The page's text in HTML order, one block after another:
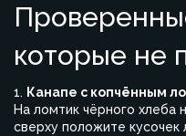
которые не
1. Канапе с копчённым
На ломтик чёрного
сверху положите кусочек